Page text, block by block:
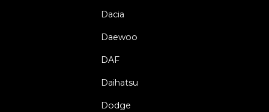
Dacia
Daewoo
DAF
Daihatsu
Dodge